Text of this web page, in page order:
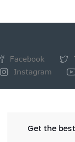
Facebook
Instagram
Get the